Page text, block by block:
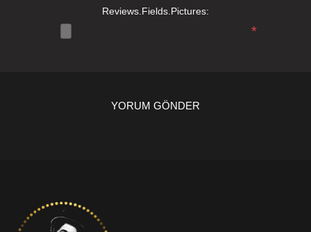
Reviews.Fields.Pictures:
*
YORUM GÖNDER